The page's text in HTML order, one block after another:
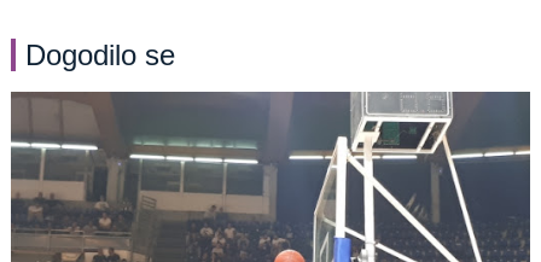
Dogodilo se